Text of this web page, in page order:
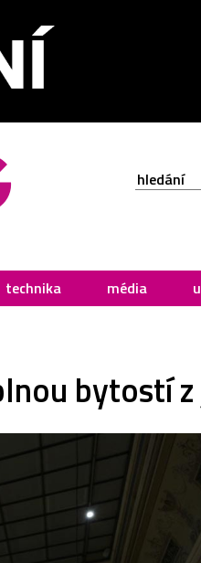
technika média
bytostí